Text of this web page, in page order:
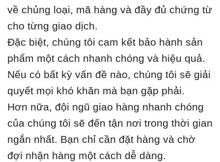
về chủng loại, mã hàng và đầy đủ chứng từ
cho từng giao dịch.
Đặc biệt, chúng tôi cam kết bảo hành sản
phẩm một cách nhanh chóng và hiệu quả.
Nếu có bất kỳ vấn đề nào, chúng tôi sẽ giải
quyết mọi khó khăn mà bạn gặp phải.
Hơn nữa, đội ngũ giao hàng nhanh chóng
của chúng tôi sẽ đến tận nơi trong thời gian
ngắn nhất. Bạn chỉ cần đặt hàng và chờ
đợi nhận hàng một cách dễ dàng.